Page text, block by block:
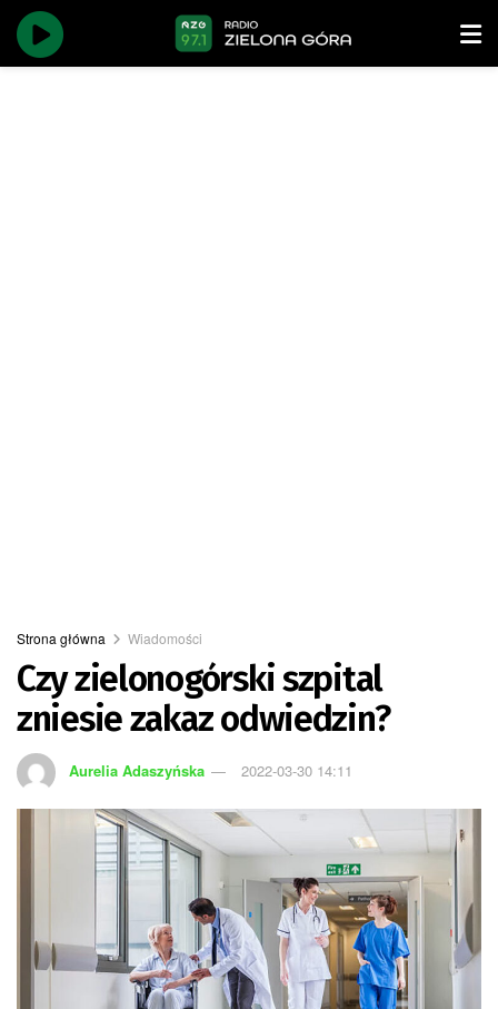
Strona główna Wiadomości
Czy zielonogórski szpital
zniesie zakaz odwiedzin?
Aurelia Adaszyńska 2022-03-30 14:11